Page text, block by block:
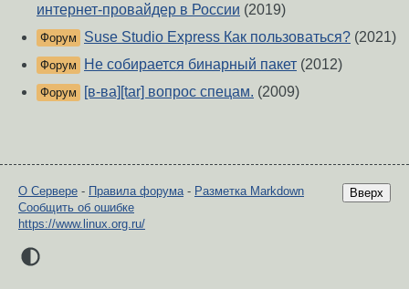
интернет-провайдер в России (2019)
Форум Suse Studio Express Как пользоваться? (2021)
Форум Не собирается бинарный пакет (2012)
Форум [в-ва][tar] вопрос спецам. (2009)
Вверх
О Сервере - Правила форума - Разметка Markdown
Сообщить об ошибке
https://www.linux.org.ru/